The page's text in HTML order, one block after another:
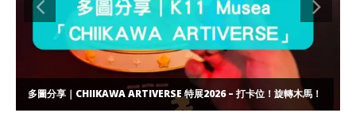
多圖分享｜CHIIKAWA ARTIVERSE 特展2026 – 打卡位！旋轉木馬！